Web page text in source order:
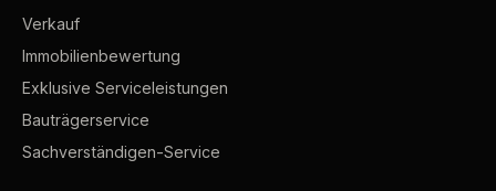
Verkauf
Immobilienbewertung
Exklusive Serviceleistungen
Bauträgerservice
Sachverständigen-Service